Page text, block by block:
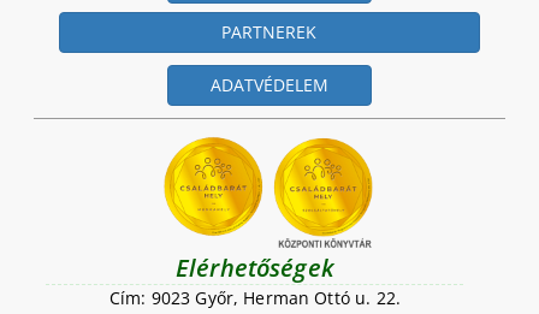
PARTNEREK
ADATVÉDELEM
Elérhetőségek
Cím: 9023 Győr, Herman Ottó u. 22.